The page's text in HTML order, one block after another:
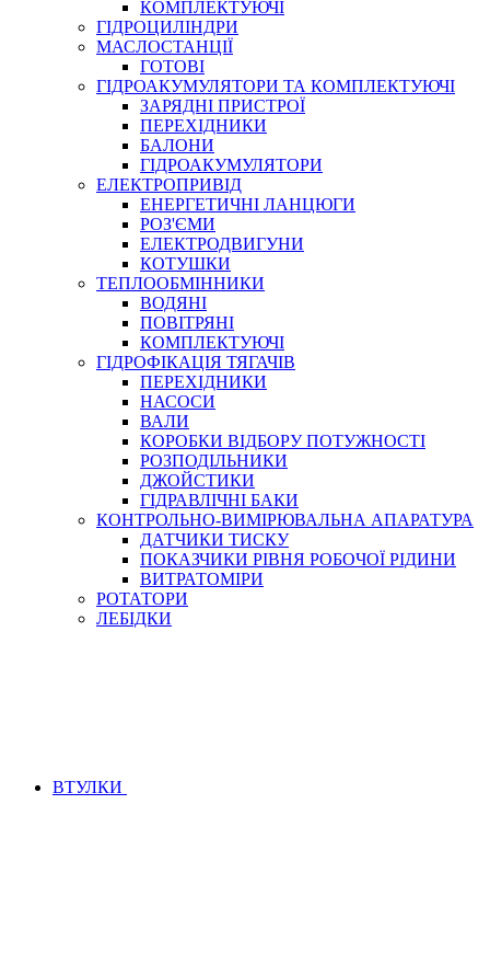
СПЕЦІАЛЬНІ
ГЕРМЕТИКИ
КЛЕЇ, ЦЕМЕНТИ, ЕПОКСИДКИ
РЕМОНТ ГІДРОЦИЛІНДРІВ
БОРЕКС, ЕО
КОМПЛЕКТУЮЧІ
ГІДРОЦИЛІНДРИ
МАСЛОСТАНЦІЇ
ГОТОВІ
ГІДРОАКУМУЛЯТОРИ ТА КОМПЛЕКТУЮЧІ
ЗАРЯДНІ ПРИСТРОЇ
ПЕРЕХІДНИКИ
БАЛОНИ
ГІДРОАКУМУЛЯТОРИ
ЕЛЕКТРОПРИВІД
ЕНЕРГЕТИЧНІ ЛАНЦЮГИ
РОЗ'ЄМИ
ЕЛЕКТРОДВИГУНИ
КОТУШКИ
ТЕПЛООБМІННИКИ
ВОДЯНІ
ПОВІТРЯНІ
КОМПЛЕКТУЮЧІ
ГІДРОФІКАЦІЯ ТЯГАЧІВ
ПЕРЕХІДНИКИ
НАСОСИ
ВАЛИ
КОРОБКИ ВІДБОРУ ПОТУЖНОСТІ
РОЗПОДІЛЬНИКИ
ДЖОЙСТИКИ
ГІДРАВЛІЧНІ БАКИ
КОНТРОЛЬНО-ВИМІРЮВАЛЬНА АПАРАТУРА
ДАТЧИКИ ТИСКУ
ПОКАЗЧИКИ РІВНЯ РОБОЧОЇ РІДИНИ
ВИТРАТОМІРИ
РОТАТОРИ
ЛЕБІДКИ
ВТУЛКИ